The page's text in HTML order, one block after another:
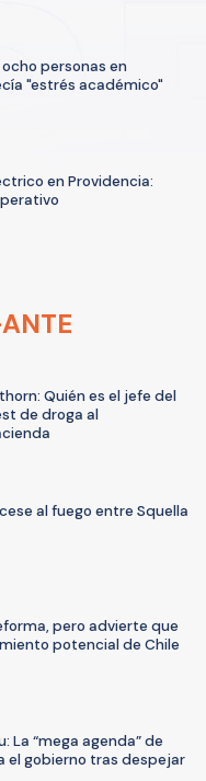
personas en
"estrés académico"
en Providencia:
Quién es el jefe del
de droga al
al fuego entre Squella
pero advierte que
potencial de Chile
La “mega agenda” de
el gobierno tras despejar